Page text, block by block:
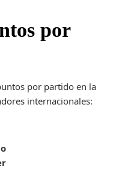
por
por partido en la
internacionales: